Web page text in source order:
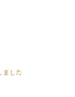
ました